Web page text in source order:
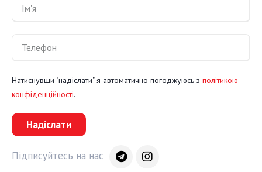
Натиснувши "надіслати" я автоматично погоджуюсь з політикою
конфіденційності.
Надіслати
Підписуйтесь на нас